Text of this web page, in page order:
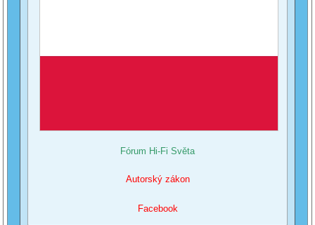
Fórum Hi-Fi Světa
Autorský zákon
Facebook